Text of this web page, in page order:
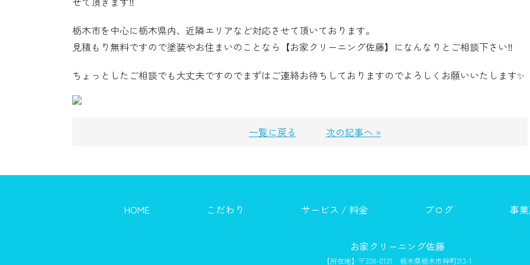
栃木市を中心に栃木県内、近隣エリアなど対応させて頂いております。
見積もり無料ですので塗装やお住まいのことなら【お家クリーニング佐藤】になんなりとご相談下さい‼️
ちょっとしたご相談でも大丈夫ですのでまずはご連絡お待ちしておりますのでよろしくお願いいたします✨
一覧に戻る 次の記事へ »
HOME こだわり サービス / 料金 ブログ 事
お家クリーニング佐藤
【所在地】〒328-0131 栃木県栃木市梓町213-1